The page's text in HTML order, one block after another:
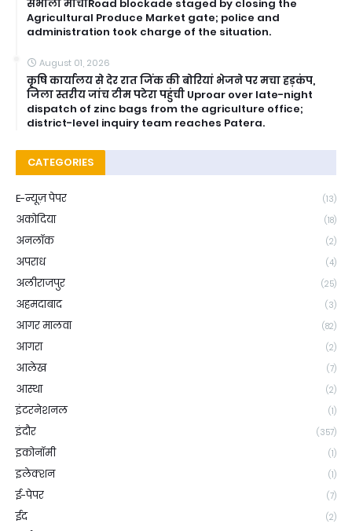
संभाला मोर्चाRoad blockade staged by closing the
Agricultural Produce Market gate; police and
administration took charge of the situation.
August 01, 2026
कृषि कार्यालय से देर रात जिंक की बोरियां भेजने पर मचा हड़कंप,
जिला स्तरीय जांच टीम पटेरा पहुंची Uproar over late-night
dispatch of zinc bags from the agriculture office;
district-level inquiry team reaches Patera.
CATEGORIES
E-न्यूज़ पेपर (13)
अकोदिया (18)
अनलॉक (2)
अपराध (4)
अलीराजपुर (25)
अहमदाबाद (3)
आगर मालवा (82)
आगरा (2)
आलेख (7)
आस्था (2)
इंटरनेशनल (1)
इंदौर (357)
इकोनॉमी (1)
इलेक्शन (1)
ई-पेपर (7)
ईद (2)